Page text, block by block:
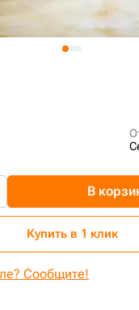
В
Купить в 1 клик
Сообщите!
50-93